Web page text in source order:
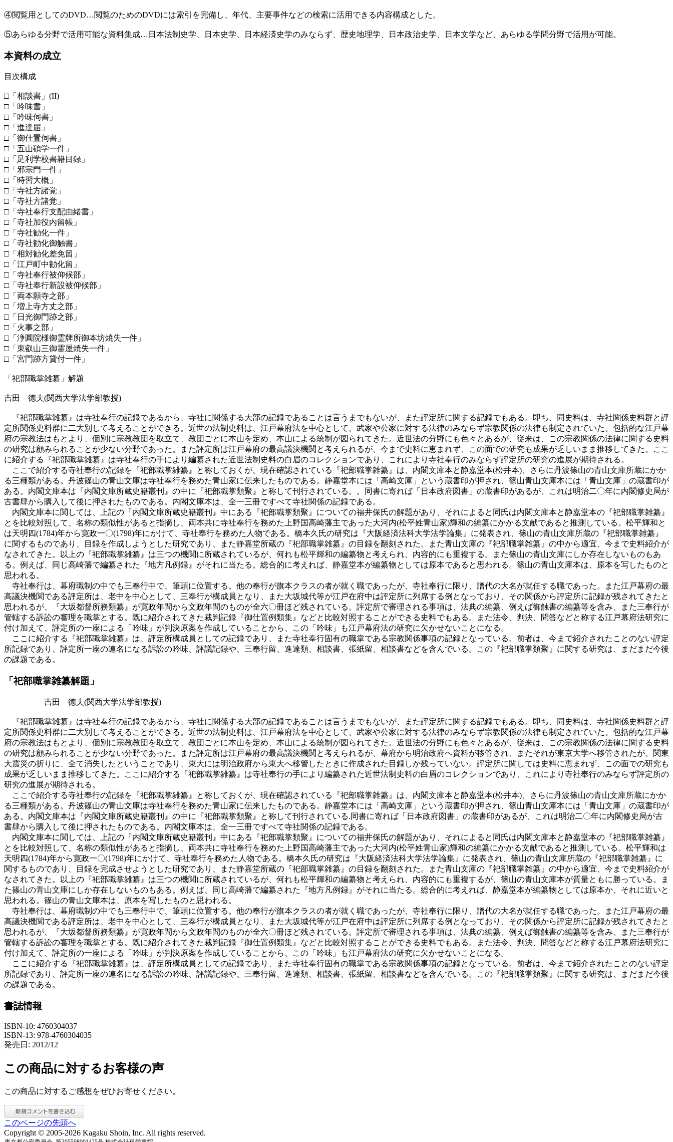
④閲覧用としてのDVD…閲覧のためのDVDには索引を完備し、年代、主要事件などの検索に活用できる内容構成とした。
⑤あらゆる分野で活用可能な資料集成…日本法制史学、日本史学、日本経済史学のみならず、歴史地理学、日本政治史学、日本文学など、あらゆる学問分野で活用が可能。
本資料の成立
目次構成
□「相談書」(II)
□「吟味書」
□「吟味伺書」
□「進達届」
□「御仕置伺書」
□「五山碩学一件」
□「足利学校書籍目録」
□「邪宗門一件」
□「時習大概」
□「寺社方諸覚」
□「寺社方諸覚」
□「寺社奉行支配由緒書」
□「寺社加役内留帳」
□「寺社勧化一件」
□「寺社勧化御触書」
□「相対勧化差免留」
□「江戸町中勧化留」
□「寺社奉行被仰候部」
□「寺社奉行新設被仰候部」
□「両本願寺之部」
□「増上寺方丈之部」
□「日光御門跡之部」
□「火事之部」
□「浄圓院様御霊牌所御本坊焼失一件」
□「東叡山三御霊屋焼失一件」
□「宮門跡方貸付一件」
「祀部職掌雑纂」解題
吉田 徳夫(関西大学法学部教授)
『祀部職掌雑纂』は寺社奉行の記録であるから、寺社に関係する大部の記録であることは言うまでもないが、また評定所に関する記録でもある。即ち、同史料は、寺社関係史料群と評
定所関係史料群に二大別して考えることができる。近世の法制史料は、江戸幕府法を中心として、武家や公家に対する法律のみならず宗教関係の法律も制定されていた。包括的な江戸幕
府の宗教法はもとより、個別に宗教教団を取立て、教団ごとに本山を定め、本山による統制が図られてきた。近世法の分野にも色々とあるが、従来は、この宗教関係の法律に関する史料
の研究は顧みられることが少ない分野であった。また評定所は江戸幕府の最高議決機関と考えられるが、今まで史料に恵まれず、この面での研究も成果が乏しいまま推移してきた。ここ
に紹介する『祀部職掌雑纂』は寺社奉行の手により編纂された近世法制史料の白眉のコレクションであり、これにより寺社奉行のみならず評定所の研究の進展が期待される。
ここで紹介する寺社奉行の記録を『祀部職掌雑纂』と称しておくが、現在確認されている『祀部職掌雑纂』は、内閣文庫本と静嘉堂本(松井本)、さらに丹波篠山の青山文庫所蔵にかか
る三種類がある。丹波篠山の青山文庫は寺社奉行を務めた青山家に伝来したものである。静嘉堂本には「高崎文庫」という蔵書印が押され、篠山青山文庫本には「青山文庫」の蔵書印が
ある。内閣文庫本は『内閣文庫所蔵史籍叢刊』の中に『祀部職掌類聚』と称して刊行されている。。同書に寄れば「日本政府図書」の蔵書印があるが、これは明治二〇年に内閣修史局が
古書肆から購入して後に押されたものである。内閣文庫本は、全一三冊ですべて寺社関係の記録である。
内閣文庫本に関しては、上記の『内閣文庫所蔵史籍叢刊』中にある『祀部職掌類聚』についての福井保氏の解題があり、それによると同氏は内閣文庫本と静嘉堂本の『祀部職掌雑纂』
とを比較対照して、名称の類似性があると指摘し、両本共に寺社奉行を務めた上野国高崎藩主であった大河内(松平姓青山家)輝和の編纂にかかる文献であると推測している。松平輝和と
は天明四(1784)年から寛政一〇(1798)年にかけて、寺社奉行を務めた人物である。橋本久氏の研究は『大阪経済法科大学法学論集』に発表され、篠山の青山文庫所蔵の『祀部職掌雑纂』
に関するものであり、目録を作成しようとした研究であり、また静嘉堂所蔵の『祀部職掌雑纂』の目録を翻刻された。また青山文庫の『祀部職掌雑纂』の中から適宜、今まで史料紹介が
なされてきた。以上の『祀部職掌雑纂』は三つの機関に所蔵されているが、何れも松平輝和の編纂物と考えられ、内容的にも重複する。また篠山の青山文庫にしか存在しないものもあ
る。例えば、同じ高崎藩で編纂された『地方凡例録』がそれに当たる。総合的に考えれば、静嘉堂本が編纂物としては原本であると思われる。篠山の青山文庫本は、原本を写したものと
思われる。
寺社奉行は、幕府職制の中でも三奉行中で、筆頭に位置する。他の奉行が旗本クラスの者が就く職であったが、寺社奉行に限り、譜代の大名が就任する職であった。また江戸幕府の最
高議決機関である評定所は、老中を中心として、三奉行が構成員となり、また大坂城代等が江戸在府中は評定所に列席する例となっており、その関係から評定所に記録が残されてきたと
思われるが、『大坂都督所務類纂』が寛政年間から文政年間のものが全六〇冊ほど残されている。評定所で審理される事項は、法典の編纂、例えば御触書の編纂等を含み、また三奉行が
管轄する訴訟の審理を職掌とする。既に紹介されてきた裁判記録『御仕置例類集』などと比較対照することができる史料でもある。また法令、判決、問答などと称する江戸幕府法研究に
付け加えて、評定所の一座による「吟味」が判決原案を作成していることから、この「吟味」も江戸幕府法の研究に欠かせないことになる。
ここに紹介する『祀部職掌雑纂』は、評定所構成員としての記録であり、また寺社奉行固有の職掌である宗教関係事項の記録となっている。前者は、今まで紹介されたことのない評定
所記録であり、評定所一座の連名になる訴訟の吟味、評議記録や、三奉行留、進達類、相談書、張紙留、相談書などを含んでいる。この『祀部職掌類聚』に関する研究は、まだまだ今後
の課題である。
「祀部職掌雑纂解題」
吉田 徳夫(関西大学法学部教授)
『祀部職掌雑纂』は寺社奉行の記録であるから、寺社に関係する大部の記録であることは言うまでもないが、また評定所に関する記録でもある。即ち、同史料は、寺社関係史料群と評
定所関係史料群に二大別して考えることができる。近世の法制史料は、江戸幕府法を中心として、武家や公家に対する法律のみならず宗教関係の法律も制定されていた。包括的な江戸幕
府の宗教法はもとより、個別に宗教教団を取立て、教団ごとに本山を定め、本山による統制が図られてきた。近世法の分野にも色々とあるが、従来は、この宗教関係の法律に関する史料
の研究は顧みられることが少ない分野であった。また評定所は江戸幕府の最高議決機関と考えられるが、幕府から明治政府へ資料が移管され、またそれが東京大学へ移管されたが、関東
大震災の折りに、全て消失したということであり、東大には明治政府から東大へ移管したときに作成された目録しか残っていない。評定所に関しては史料に恵まれず、この面での研究も
成果が乏しいまま推移してきた。ここに紹介する『祀部職掌雑纂』は寺社奉行の手により編纂された近世法制史料の白眉のコレクションであり、これにより寺社奉行のみならず評定所の
研究の進展が期待される。
ここで紹介する寺社奉行の記録を『祀部職掌雑纂』と称しておくが、現在確認されている『祀部職掌雑纂』は、内閣文庫本と静嘉堂本(松井本)、さらに丹波篠山の青山文庫所蔵にかか
る三種類がある。丹波篠山の青山文庫は寺社奉行を務めた青山家に伝来したものである。静嘉堂本には「高崎文庫」という蔵書印が押され、篠山青山文庫本には「青山文庫」の蔵書印が
ある。内閣文庫本は『内閣文庫所蔵史籍叢刊』の中に『祀部職掌類聚』と称して刊行されている.同書に寄れば「日本政府図書」の蔵書印があるが、これは明治二〇年に内閣修史局が古
書肆から購入して後に押されたものである。内閣文庫本は、全一三冊ですべて寺社関係の記録である。
内閣文庫本に関しては、上記の『内閣文庫所蔵史籍叢刊』中にある『祀部職掌類聚』についての福井保氏の解題があり、それによると同氏は内閣文庫本と静嘉堂本の『祀部職掌雑纂』
とを比較対照して、名称の類似性があると指摘し、両本共に寺社奉行を務めた上野国高崎藩主であった大河内(松平姓青山家)輝和の編纂にかかる文献であると推測している。松平輝和は
天明四(1784)年から寛政一〇(1798)年にかけて、寺社奉行を務めた人物である。橋本久氏の研究は『大阪経済法科大学法学論集』に発表され、篠山の青山文庫所蔵の『祀部職掌雑纂』に
関するものであり、目録を完成させようとした研究であり、また静嘉堂所蔵の『祀部職掌雑纂』の目録を翻刻された。また青山文庫の『祀部職掌雑纂』の中から適宜、今まで史料紹介が
なされてきた。以上の『祀部職掌雑纂』は三つの機関に所蔵されているが、何れも松平輝和の編纂物と考えられ、内容的にも重複するが、篠山の青山文庫本が質量ともに勝っている。ま
た篠山の青山文庫にしか存在しないものもある。例えば、同じ高崎藩で編纂された『地方凡例録』がそれに当たる。総合的に考えれば、静嘉堂本が編纂物としては原本か、それに近いと
思われる。篠山の青山文庫本は、原本を写したものと思われる。
寺社奉行は、幕府職制の中でも三奉行中で、筆頭に位置する。他の奉行が旗本クラスの者が就く職であったが、寺社奉行に限り、譜代の大名が就任する職であった。また江戸幕府の最
高議決機関である評定所は、老中を中心として、三奉行が構成員となり、また大坂城代等が江戸在府中は評定所に列席する例となっており、その関係から評定所に記録が残されてきたと
思われるが、『大坂都督所務類纂』が寛政年間から文政年間のものが全六〇冊ほど残されている。評定所で審理される事項は、法典の編纂、例えば御触書の編纂等を含み、また三奉行が
管轄する訴訟の審理を職掌とする。既に紹介されてきた裁判記録『御仕置例類集』などと比較対照することができる史料でもある。また法令、判決、問答などと称する江戸幕府法研究に
付け加えて、評定所の一座による「吟味」が判決原案を作成していることから、この「吟味」も江戸幕府法の研究に欠かせないことになる。
ここに紹介する『祀部職掌雑纂』は、評定所構成員としての記録であり、また寺社奉行固有の職掌である宗教関係事項の記録となっている。前者は、今まで紹介されたことのない評定
所記録であり、評定所一座の連名になる訴訟の吟味、評議記録や、三奉行留、進達類、相談書、張紙留、相談書などを含んでいる。この『祀部職掌類聚』に関する研究は、まだまだ今後
の課題である。
書誌情報
ISBN-10: 4760304037
ISBN-13: 978-4760304035
発売日: 2012/12
この商品に対するお客様の声
この商品に対するご感想をぜひお寄せください。
このページの先頭へ
Copyright © 2005-2026 Kagaku Shoin, Inc. All rights reserved.